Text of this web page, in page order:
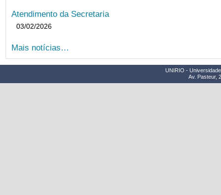
Atendimento da Secretaria
03/02/2026
Mais notícias…
UNIRIO -
Av. Pasteur,